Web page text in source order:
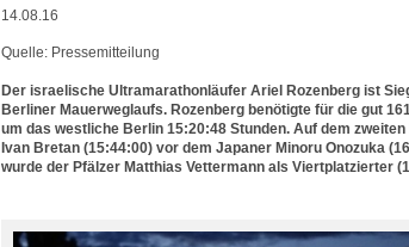
14.08.16
Quelle: Pressemitteilung
Der israelische Ultramarathonläufer Ariel Rozenberg ist
Berliner Mauerweglaufs. Rozenberg benötigte für die gut
um das westliche Berlin 15:20:48 Stunden. Auf dem
Ivan Bretan (15:44:00) vor dem Japaner Minoru Onozuka
wurde der Pfälzer Matthias Vettermann als Viertplatzierter